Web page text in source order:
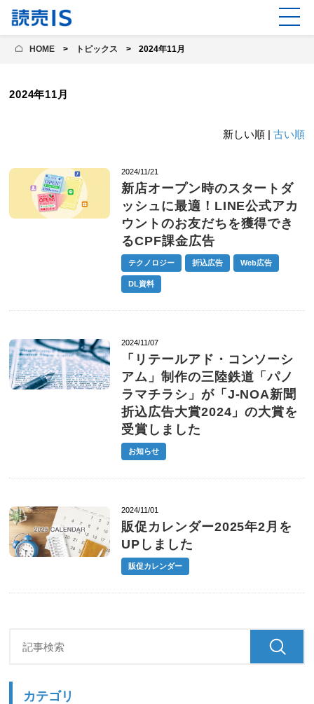
HOME トピックス 2024年11月
2024年11月
新しい順 | 古い順
2024/11/21
新店オープン時のスタートダ
ッシュに最適！LINE公式アカ
ウントのお友だちを獲得でき
るCPF課金広告
テクノロジー 折込広告 Web広告
DL資料
2024/11/07
「リテールアド・コンソーシ
アム」制作の三陸鉄道「パノ
ラマチラシ」が「J-NOA新聞
折込広告大賞2024」の大賞を
受賞しました
お知らせ
2024/11/01
販促カレンダー2025年2月を
UPしました
販促カレンダー
カテゴリ